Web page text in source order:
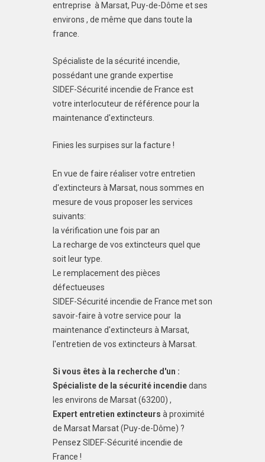
entreprise à Marsat, Puy-de-Dôme et ses
environs , de même que dans toute la
france.
Spécialiste de la sécurité incendie,
possédant une grande expertise
SIDEF-Sécurité incendie de France est
votre interlocuteur de référence pour la
maintenance d'extincteurs.
Finies les surpises sur la facture !
En vue de faire réaliser votre entretien
d'extincteurs à Marsat, nous sommes en
mesure de vous proposer les services
suivants:
la vérification une fois par an
La recharge de vos extincteurs quel que
soit leur type.
Le remplacement des pièces
défectueuses
SIDEF-Sécurité incendie de France met son
savoir-faire à votre service pour la
maintenance d'extincteurs à Marsat,
l'entretien de vos extincteurs à Marsat.
Si vous êtes à la recherche d'un :
Spécialiste de la sécurité incendiedans
les environs de Marsat (63200) ,
Expert entretien extincteurs à proximité
de Marsat Marsat (Puy-de-Dôme) ?
Pensez SIDEF-Sécurité incendie de
France !